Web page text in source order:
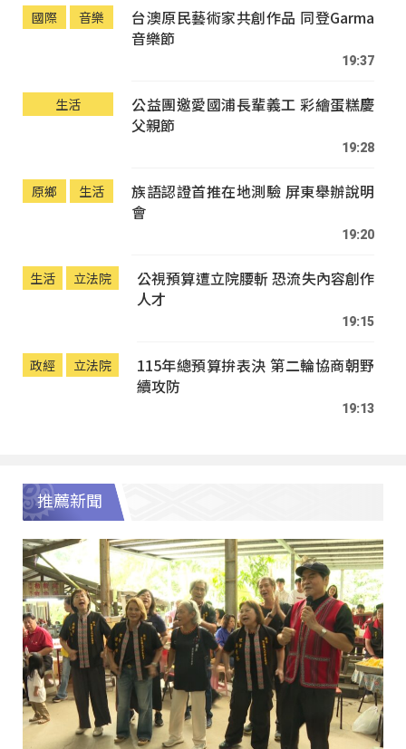
國際 音樂
台澳原民藝術家共創作品 同登Garma
音樂節
19:37
生活
公益團邀愛國浦長輩義工 彩繪蛋糕慶
父親節
19:28
原鄉 生活
族語認證首推在地測驗 屏東舉辦說明
會
19:20
生活 立法院
公視預算遭立院腰斬 恐流失內容創作
人才
19:15
政經 立法院
115年總預算拚表決 第二輪協商朝野
續攻防
19:13
推薦新聞